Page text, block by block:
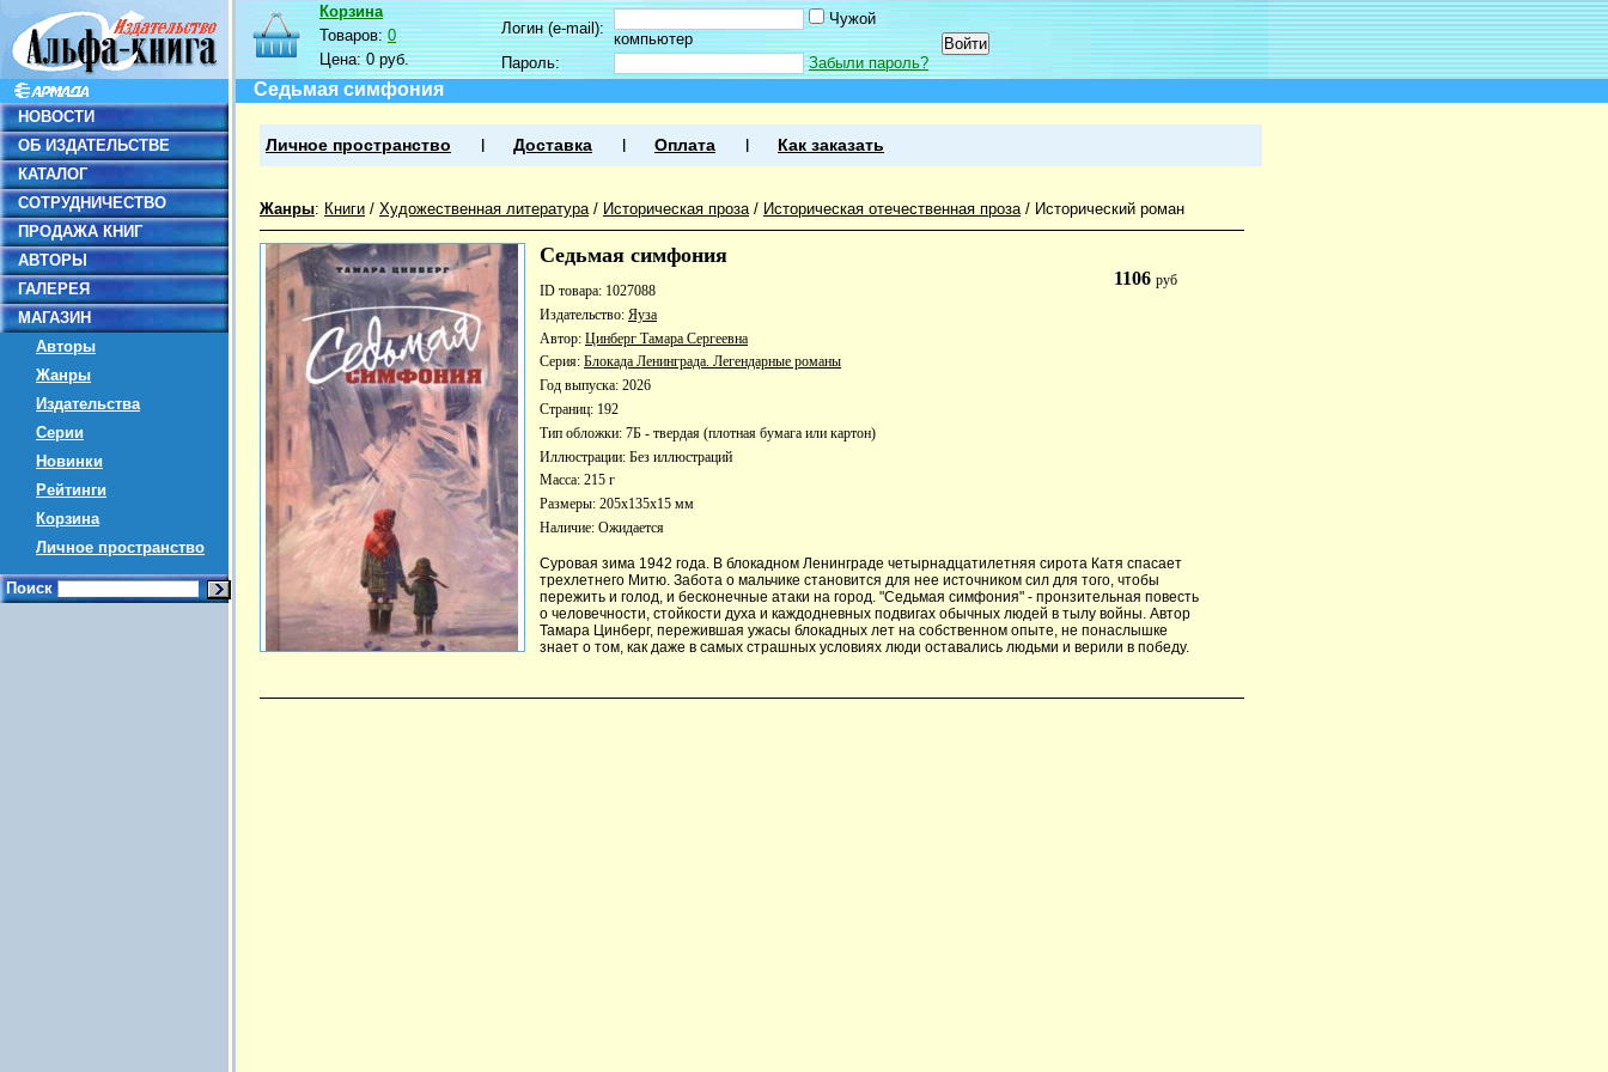
НОВОСТИ
ОБ ИЗДАТЕЛЬСТВЕ
КАТАЛОГ
СОТРУДНИЧЕСТВО
ПРОДАЖА КНИГ
АВТОРЫ
ГАЛЕРЕЯ
МАГАЗИН
Авторы
Жанры
Издательства
Серии
Новинки
Рейтинги
Корзина
Личное пространство
Поиск
Корзина
Товаров:0
Цена:0 руб.
Логин (e-mail):
Чужой
компьютер
Пароль:
Забыли пароль?
Седьмая симфония
Личное пространство Доставка Оплата Как заказать
Жанры: Книги / Художественная литература/ Историческая проза/ Историческая отечественная проза/ Исторический роман
Седьмая симфония
1106руб
ID товара: 1027088
Издательство: Яуза
Автор: Цинберг Тамара Сергеевна
Серия: Блокада Ленинграда. Легендарные романы
Год выпуска: 2026
Страниц: 192
Тип обложки: 7Б - твердая (плотная бумага или картон)
Иллюстрации: Без иллюстраций
Масса: 215 г
Размеры: 205x135x15 мм
Наличие: Ожидается
Суровая зима 1942 года. В блокадном Ленинграде четырнадцатилетняя сирота Катя спасает
трехлетнего Митю. Забота о мальчике становится для нее источником сил для того, чтобы
пережить и голод, и бесконечные атаки на город. "Седьмая симфония" - пронзительная повесть
о человечности, стойкости духа и каждодневных подвигах обычных людей в тылу войны. Автор
Тамара Цинберг, пережившая ужасы блокадных лет на собственном опыте, не понаслышке
знает о том, как даже в самых страшных условиях люди оставались людьми и верили в победу.